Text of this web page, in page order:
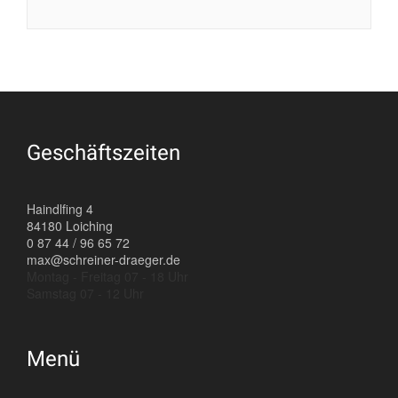
Geschäftszeiten
Haindlfing 4
84180 Loiching
0 87 44 / 96 65 72
max@schreiner-draeger.de
Menü